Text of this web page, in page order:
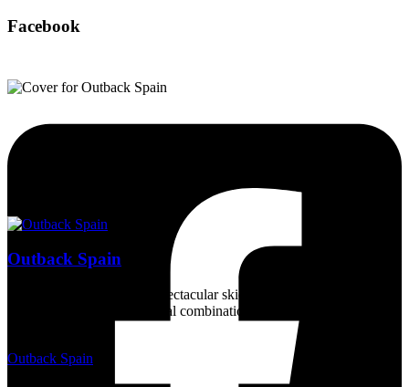
Facebook
Outback Spain
Magnificent countryside, spectacular skies, a wealth of wildlife, and
a dry sunny climate - an ideal combination for a unique experience
Outback Spain